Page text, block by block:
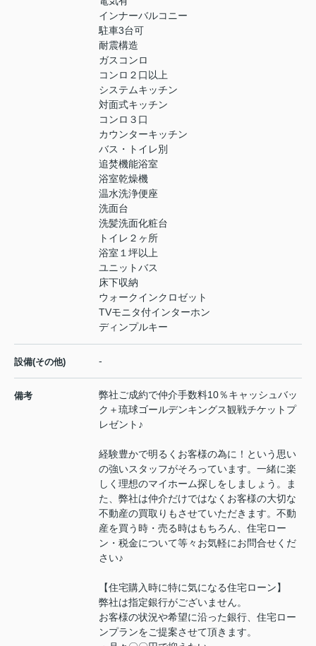
インナーバルコニー
駐車3台可
耐震構造
ガスコンロ
コンロ２口以上
システムキッチン
対面式キッチン
コンロ３口
カウンターキッチン
バス・トイレ別
追焚機能浴室
浴室乾燥機
温水洗浄便座
洗面台
洗髪洗面化粧台
トイレ２ヶ所
浴室１坪以上
ユニットバス
床下収納
ウォークインクロゼット
TVモニタ付インターホン
ディンプルキー
設備(その他) -
備考
弊社ご成約で仲介手数料10％キャッシュバッ
ク＋琉球ゴールデンキングス観戦チケットプ
レゼント♪
経験豊かで明るくお客様の為に！という思い
の強いスタッフがそろっています。一緒に楽
しく理想のマイホーム探しをしましょう。ま
た、弊社は仲介だけではなくお客様の大切な
不動産の買取りもさせていただきます。不動
産を買う時・売る時はもちろん、住宅ロー
ン・税金について等々お気軽にお問合せくだ
さい♪
【住宅購入時に特に気になる住宅ローン】
弊社は指定銀行がございません。
お客様の状況や希望に沿った銀行、住宅ロー
ンプランをご提案させて頂きます。